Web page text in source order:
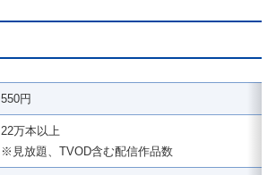
550円
22万本以上
※見放題、TVOD含む配信作品数